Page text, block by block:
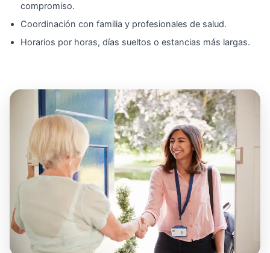
compromiso.
Coordinación con familia y profesionales de salud.
Horarios por horas, días sueltos o estancias más largas.